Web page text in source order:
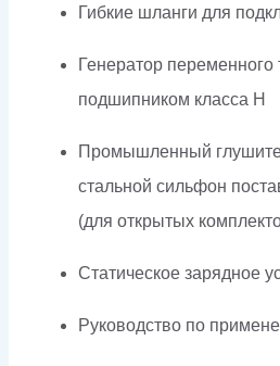
Гибкие шланги для
Генератор переменного
подшипником класса H
Промышленный
стальной сильфон
(для открытых
Статическое зарядное
Руководство по